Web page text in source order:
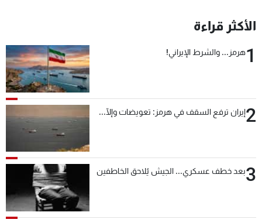
الأكثر قراءة
1هرمز... والشرط الإيراني!
2إيران ترفع السقف في هرمز: تعويضات وإلّا...
3بعد خطف عسكري... الجيش يُلاحق الخاطفين